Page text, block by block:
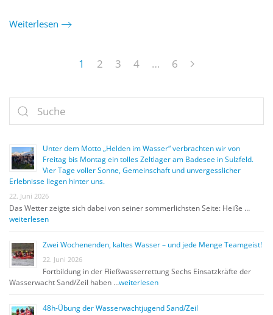
Weiterlesen
1 2 3 4 … 6
Unter dem Motto „Helden im Wasser“ verbrachten wir von
Freitag bis Montag ein tolles Zeltlager am Badesee in Sulzfeld.
Vier Tage voller Sonne, Gemeinschaft und unvergesslicher
Erlebnisse liegen hinter uns.
22. Juni 2026
Das Wetter zeigte sich dabei von seiner sommerlichsten Seite: Heiße …
weiterlesen
Zwei Wochenenden, kaltes Wasser – und jede Menge Teamgeist!
22. Juni 2026
Fortbildung in der Fließwasserrettung Sechs Einsatzkräfte der
Wasserwacht Sand/Zeil haben …weiterlesen
48h-Übung der Wasserwachtjugend Sand/Zeil